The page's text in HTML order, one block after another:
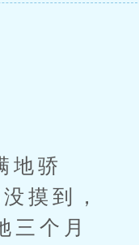
骄
摸到，
三个月